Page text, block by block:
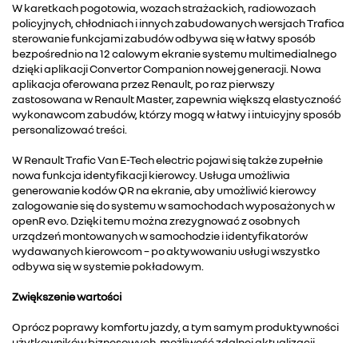
W karetkach pogotowia, wozach strażackich, radiowozach
policyjnych, chłodniach i innych zabudowanych wersjach Trafica
sterowanie funkcjami zabudów odbywa się w łatwy sposób
bezpośrednio na 12 calowym ekranie systemu multimedialnego
dzięki aplikacji Convertor Companion nowej generacji. Nowa
aplikacja oferowana przez Renault, po raz pierwszy
zastosowana w Renault Master, zapewnia większą elastyczność
wykonawcom zabudów, którzy mogą w łatwy i intuicyjny sposób
personalizować treści.
W Renault Trafic Van E-Tech electric pojawi się także zupełnie
nowa funkcja identyfikacji kierowcy. Usługa umożliwia
generowanie kodów QR na ekranie, aby umożliwić kierowcy
zalogowanie się do systemu w samochodach wyposażonych w
openR evo. Dzięki temu można zrezygnować z osobnych
urządzeń montowanych w samochodzie i identyfikatorów
wydawanych kierowcom – po aktywowaniu usługi wszystko
odbywa się w systemie pokładowym.
Zwiększenie wartości
Oprócz poprawy komfortu jazdy, a tym samym produktywności